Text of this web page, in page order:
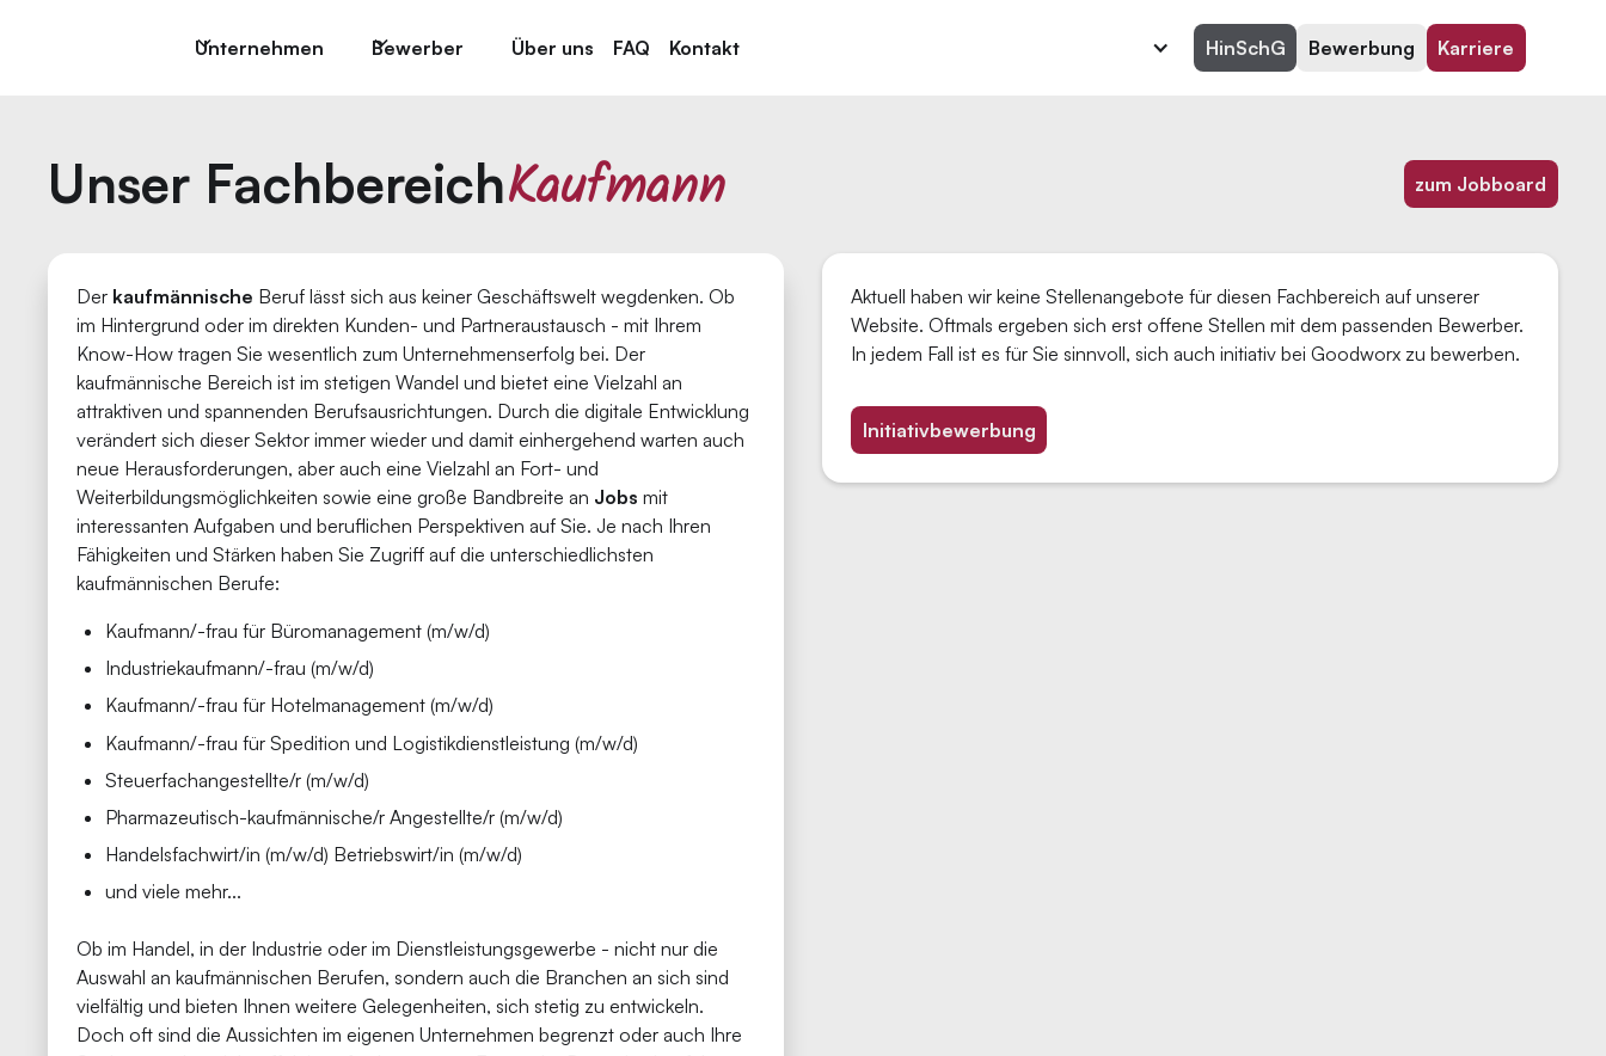
Unternehmen Bewerber Über uns FAQ Kontakt HinSchG Bewerbung Karriere
Unser FachbereichKaufmann zum Jobboard
Der kaufmännische Beruf lässt sich aus keiner Geschäftswelt wegdenken. Ob
im Hintergrund oder im direkten Kunden- und Partneraustausch - mit Ihrem
Know-How tragen Sie wesentlich zum Unternehmenserfolg bei. Der
kaufmännische Bereich ist im stetigen Wandel und bietet eine Vielzahl an
attraktiven und spannenden Berufsausrichtungen. Durch die digitale Entwicklung
verändert sich dieser Sektor immer wieder und damit einhergehend warten auch
neue Herausforderungen, aber auch eine Vielzahl an Fort- und
Weiterbildungsmöglichkeiten sowie eine große Bandbreite an Jobs mit
interessanten Aufgaben und beruflichen Perspektiven auf Sie. Je nach Ihren
Fähigkeiten und Stärken haben Sie Zugriff auf die unterschiedlichsten
kaufmännischen Berufe:
Kaufmann/-frau für Büromanagement (m/w/d)
Industriekaufmann/-frau (m/w/d)
Kaufmann/-frau für Hotelmanagement (m/w/d)
Kaufmann/-frau für Spedition und Logistikdienstleistung (m/w/d)
Steuerfachangestellte/r (m/w/d)
Pharmazeutisch-kaufmännische/r Angestellte/r (m/w/d)
Handelsfachwirt/in (m/w/d) Betriebswirt/in (m/w/d)
und viele mehr...
Ob im Handel, in der Industrie oder im Dienstleistungsgewerbe - nicht nur die
Auswahl an kaufmännischen Berufen, sondern auch die Branchen an sich sind
vielfältig und bieten Ihnen weitere Gelegenheiten, sich stetig zu entwickeln.
Doch oft sind die Aussichten im eigenen Unternehmen begrenzt oder auch Ihre
Aktuell haben wir keine Stellenangebote für diesen Fachbereich auf unserer
Website. Oftmals ergeben sich erst offene Stellen mit dem passenden Bewerber.
In jedem Fall ist es für Sie sinnvoll, sich auch initiativ bei Goodworx zu bewerben.
Initiativbewerbung